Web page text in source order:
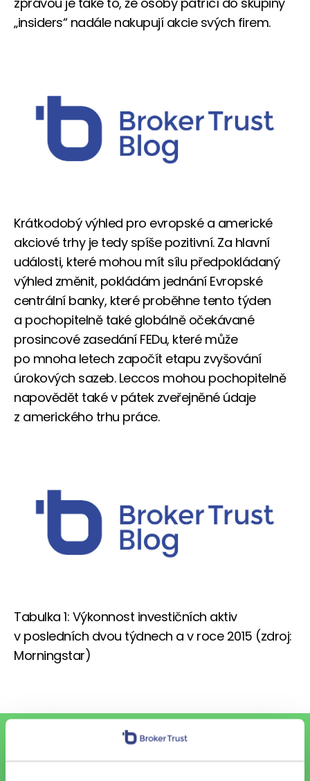
„insiders“ nadále nakupují akcie svých firem.
Krátkodobý výhled pro evropské a americké
akciové trhy je tedy spíše pozitivní. Za hlavní
události, které mohou mít sílu předpokládaný
výhled změnit, pokládám jednání Evropské
centrální banky, které proběhne tento týden
a pochopitelně také globálně očekávané
prosincové zasedání FEDu, které může
po mnoha letech započít etapu zvyšování
úrokových sazeb. Leccos mohou pochopitelně
napovědět také v pátek zveřejněné údaje
z amerického trhu práce.
Tabulka 1: Výkonnost investičních aktiv
v posledních dvou týdnech a v roce 2015 (zdroj:
Morningstar)
To nejlepší z financí e-mailem